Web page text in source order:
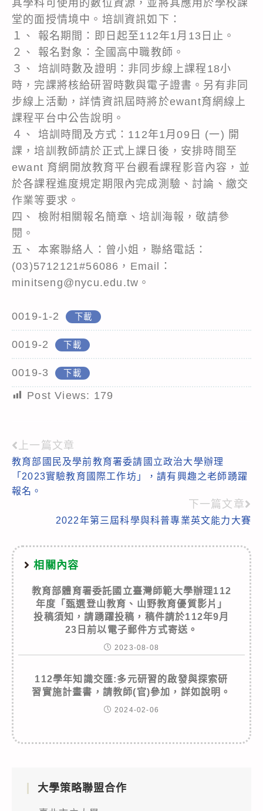
其學科可使用的數位資源，並將其應用於學校課
堂的面授情境中。培訓資訊如下：
１、 報名期間：即日起至112年1月13日止。
２、 報名對象：全國高中職教師。
３、 培訓時數及證明：非同步線上課程18小
時，完課將核給研習時數與電子證書。另有非同
步線上活動，詳情資訊屆時將於ewant育網線上
課程平台中公告說明。
４、 培訓時間及方式：112年1月09日 (一) 開
課，培訓教師請於正式上課日後，安排時間至
ewant 育網開放教育平台觀看課程影音內容，並
於各課程進度規定期限內完成測驗、討論、繳交
作業等要求。
四、 檢附相關報名簡章、培訓海報，敬請參
閱。
五、 本案聯絡人：曾小姐，聯絡電話：
(03)5712121#56086，Email：
minitseng@nycu.edu.tw。
0019-1-2 下載
0019-2 下載
0019-3 下載
Post Views: 179
Read
more
articles
上一篇文章
教育部國民及學前教育署委請國立政治大學辦理
「2023實驗教育國際工作坊」，請有興趣之老師踴躍
報名。
下一篇文章
2022年第三屆科學與科普專業英文能力大賽
相關內容
教育部體育署委託國立臺灣師範大學辦理112
年度「甄選登山教育、山野教育優質影片」
投稿須知，請踴躍投稿，稿件請於112年9月
23日前以電子郵件方式寄送。
2023-08-08
112學年知識交匯:多元研習的啟發與探索研
習實施計畫書，請教師(官)參加，詳如說明。
2024-02-06
大學策略聯盟合作